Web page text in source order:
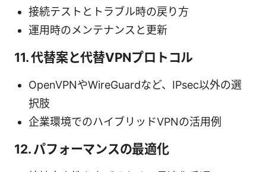
接続テストとトラブル時の戻り方
運用時のメンテナンスと更新
11. 代替案と代替VPNプロトコル
OpenVPNやWireGuardなど、IPsec以外の選
択肢
企業環境でのハイブリッドVPNの活用例
12. パフォーマンスの最適化